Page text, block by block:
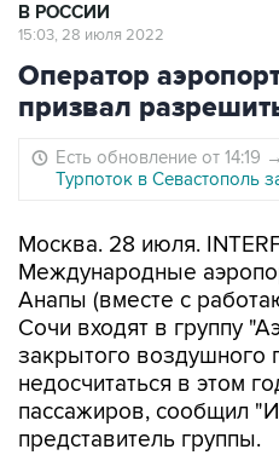
В РОССИИ
15:03, 28 июля 2022
Оператор
призвал
Есть обновление от 14:19 →
Турпоток в Севастополь
Москва. 28 июля.
Международные
Анапы (вместе с
Сочи входят в группу
закрытого воздушного
недосчитаться в этом
пассажиров, сообщил
представитель группы.